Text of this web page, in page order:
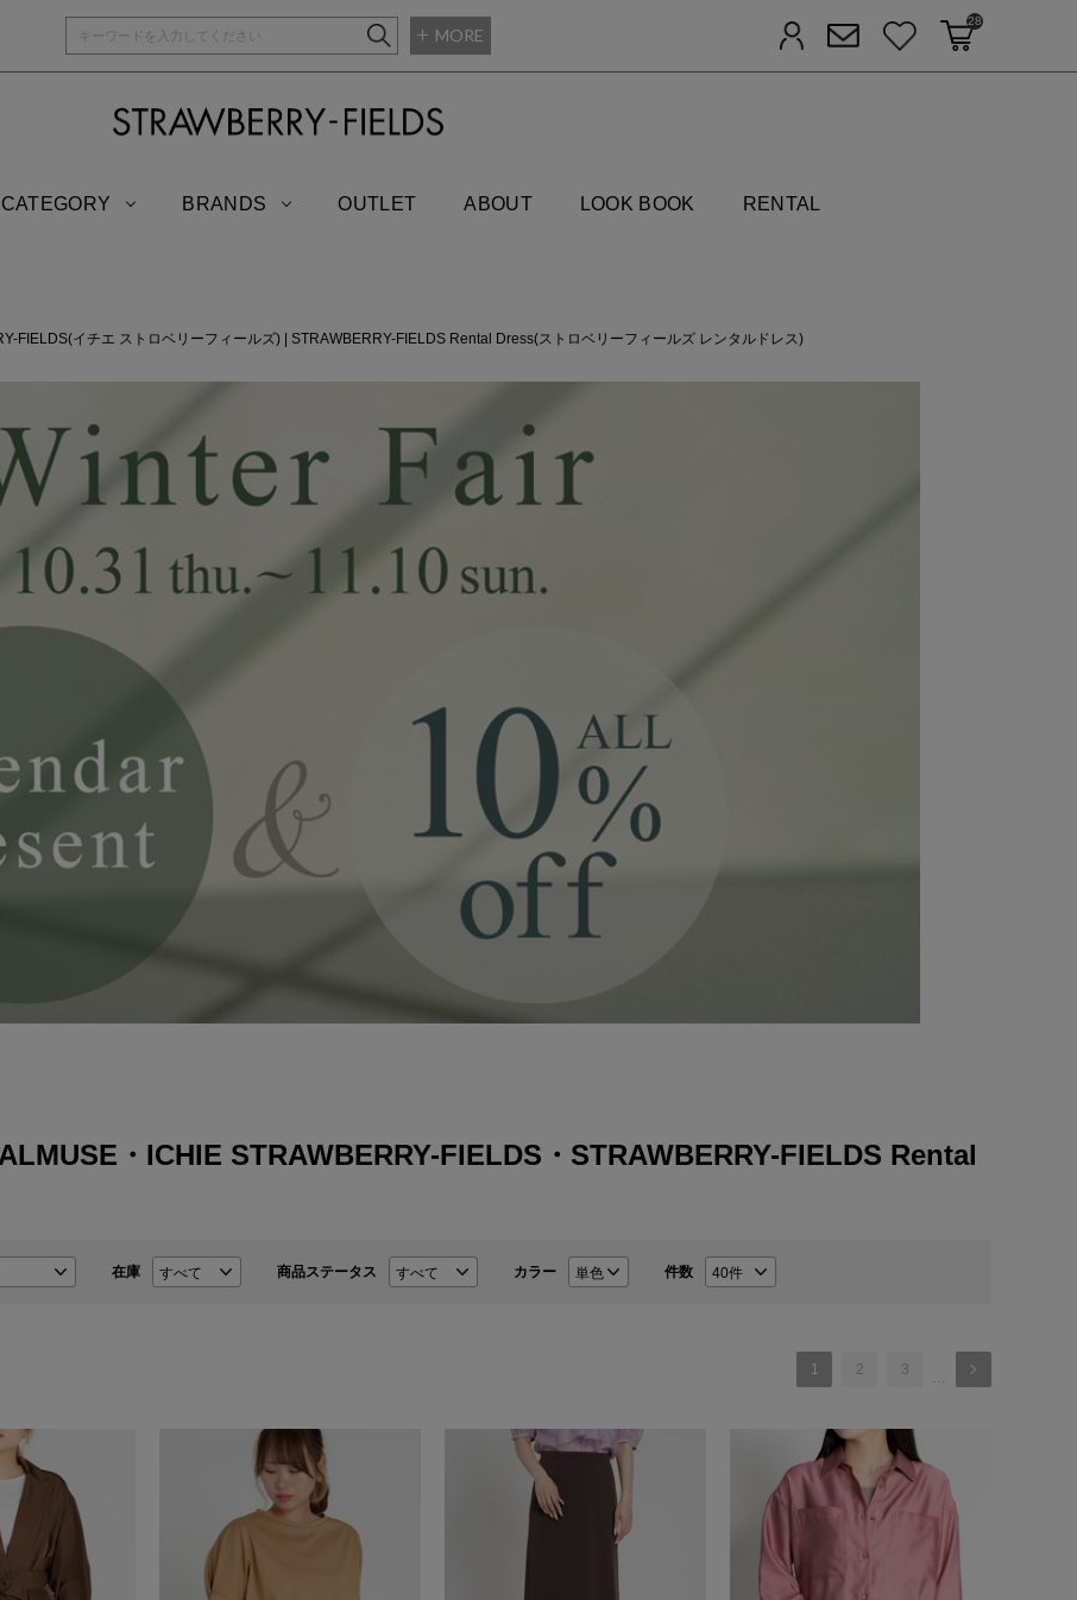
MORE ログイン メルマガ登録お気に入りカートに入れる
28
CATEGORY BRANDS OUTLET ABOUT LOOK BOOK RENTAL
FIELDS(イチエ ストロベリーフィールズ) STRAWBERRY-FIELDS Rental Dress(ストロベリーフィールズ レンタルドレス)
・ICHIE STRAWBERRY-FIELDS・STRAWBERRY-FIELDS Rental
在庫 商品ステータス カラー 件数
1 2 3 …